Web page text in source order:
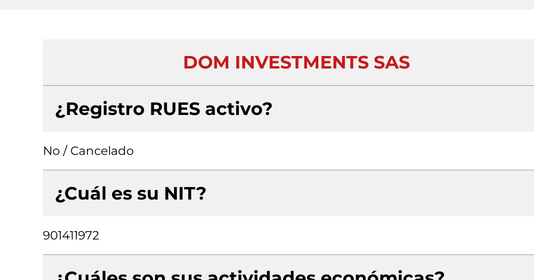
DOM INVESTMENTS SAS
¿Registro RUES activo?
No / Cancelado
¿Cuál es su NIT?
901411972